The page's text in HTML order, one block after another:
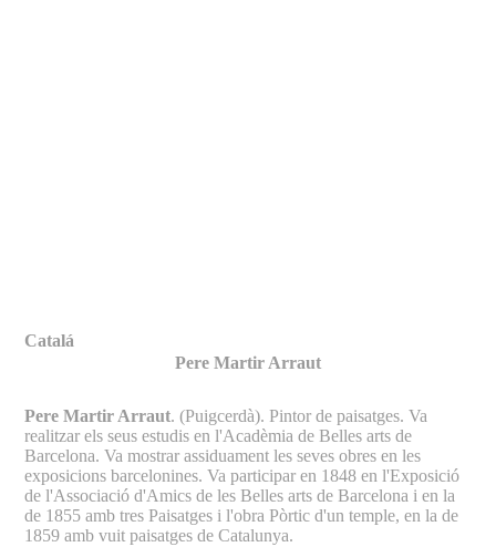
Catalá
Pere Martir Arraut
Pere Martir Arraut. (Puigcerdà). Pintor de paisatges. Va
realitzar els seus estudis en l'Acadèmia de Belles arts de
Barcelona. Va mostrar assiduament les seves obres en les
exposicions barcelonines. Va participar en 1848 en l'Exposició
de l'Associació d'Amics de les Belles arts de Barcelona i en la
de 1855 amb tres Paisatges i l'obra Pòrtic d'un temple, en la de
1859 amb vuit paisatges de Catalunya.